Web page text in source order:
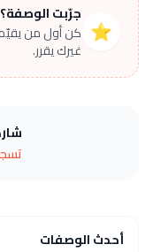
⭐
جرّبت الوصفة؟
كن أول من
غيرك يقرر.
أحدث الوصفات